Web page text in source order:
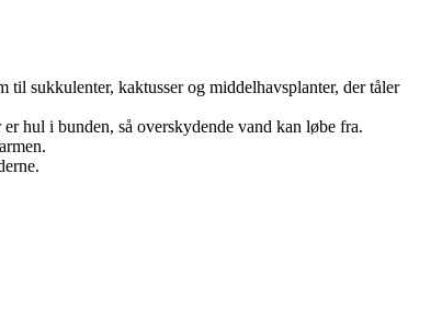
sukkulenter, kaktusser og middelhavsplanter, der tåler
hul i bunden, så overskydende vand kan løbe fra.